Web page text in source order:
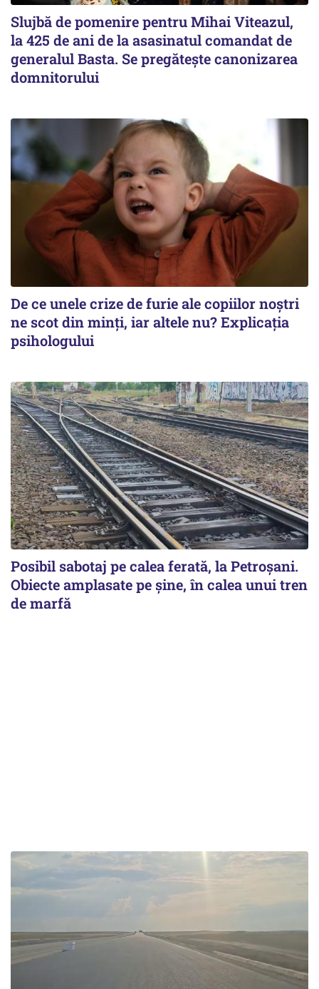
Slujbă de pomenire pentru Mihai Viteazul,
la 425 de ani de la asasinatul comandat de
generalul Basta. Se pregătește canonizarea
domnitorului
De ce unele crize de furie ale copiilor noștri
ne scot din minți, iar altele nu? Explicația
psihologului
Posibil sabotaj pe calea ferată, la Petroșani.
Obiecte amplasate pe șine, în calea unui tren
de marfă